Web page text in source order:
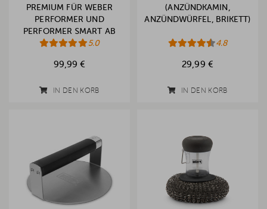
PREMIUM FÜR WEBER
PERFORMER UND
PERFORMER SMART AB
(2026)
5.0
99,99 €
IN DEN KORB
(ANZÜNDKAMIN,
ANZÜNDWÜRFEL, BRIKETT)
4.8
29,99 €
IN DEN KORB